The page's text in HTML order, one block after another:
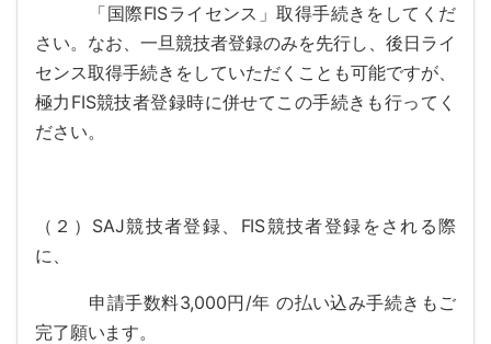
「国際FISライセンス」取得手続きをしてくだ
さい。なお、一旦競技者登録のみを先行し、後日ライ
センス取得手続きをしていただくことも可能ですが、
極力FIS競技者登録時に併せてこの手続きも行ってく
ださい。
（２）SAJ競技者登録、FIS競技者登録をされる際
に、
申請手数料3,000円/年 の払い込み手続きもご
完了願います。